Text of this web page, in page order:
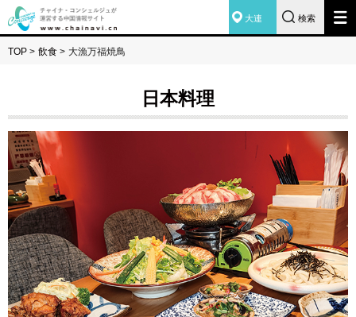
大連 検索
TOP > 飲食 > 大漁万福焼鳥
日本料理